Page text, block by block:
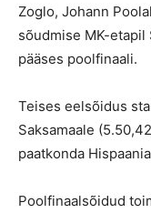
Zoglo, Johann
sõudmise MK-
pääses poolfinaali.
Teises eelsõidus
Saksamaale
paatkonda
Poolfinaalsõidud